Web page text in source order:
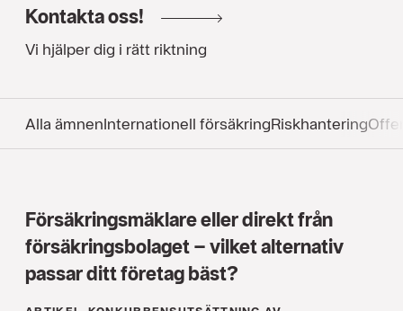
Kontakta oss!
Vi hjälper dig i rätt riktning
Alla ämnenInternationell försäkringRiskhantering
Försäkringsmäklare eller direkt från
försäkringsbolaget – vilket alternativ
passar ditt företag bäst?